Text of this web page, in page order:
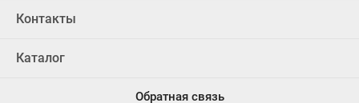
Контакты
Каталог
Обратная связь